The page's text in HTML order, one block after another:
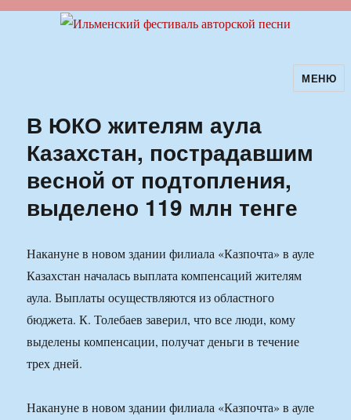
Ильменский фестиваль авторскойМЕНЮ
В ЮКО жителям аула
Казахстан, пострадавшим
весной от подтопления,
выделено 119 млн тенге
Накануне в новом здании филиала «Казпочта» в ауле
Казахстан началась выплата компенсаций жителям
аула. Выплаты осуществляются из областного
бюджета. К. Толебаев заверил, что все люди, кому
выделены компенсации, получат деньги в течение
трех дней.
Накануне в новом здании филиала «Казпочта» в ауле